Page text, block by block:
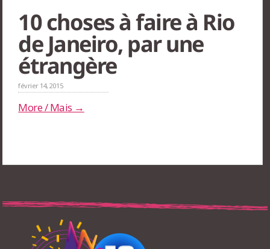
10 choses à faire à Rio
de Janeiro, par une
étrangère
février 14, 2015
More / Mais →